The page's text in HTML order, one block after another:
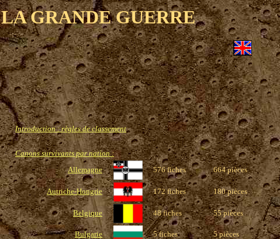
GRANDE GUERRE
Introduction : règles de classement
Canons survivants par nation :
Allemagne
576 fiches 664 pièces
Autriche-Hongrie 172 fiches 180 pièces
Belgique 48 fiches 55 pièces
Bulgarie 5 fiches 5 pièces